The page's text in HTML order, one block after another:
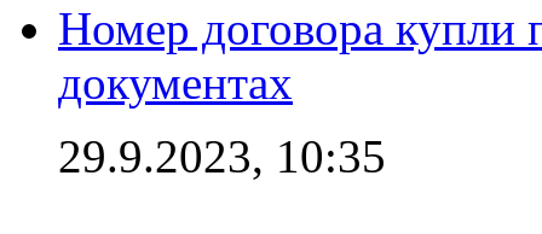
Номер договора купли
документах
29.9.2023, 10:35